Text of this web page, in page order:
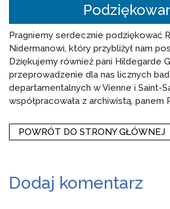
Pragniemy serdecznie podziękować
Nidermanowi, który przybliżył nam
Dziękujemy również pani Hildegarde
przeprowadzenie dla nas licznych
departamentalnych w Vienne i Saint-
współpracowała z archiwistą, panem
POWRÓT DO STRONY GŁÓWNEJ
Dodaj komentarz